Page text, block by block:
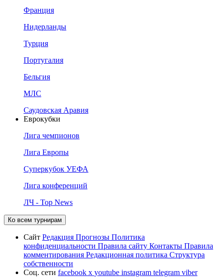
Франция
Нидерланды
Турция
Португалия
Бельгия
МЛС
Саудовская Аравия
Еврокубки
Лига чемпионов
Лига Европы
Суперкубок УЕФА
Лига конференций
ЛЧ - Top News
Ко всем турнирам
Сайт Редакция Прогнозы Политика
конфиденциальности Правила сайту Контакты Правила
комментирования Редакционная политика Структура
собственности
Соц. сети facebook x youtube instagram telegram viber